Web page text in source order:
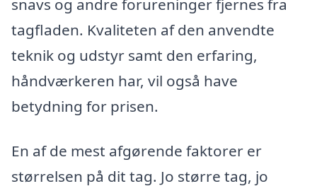
tagfladen. Kvaliteten af den anvendte
teknik og udstyr samt den erfaring,
håndværkeren har, vil også have
betydning for prisen.
En af de mest afgørende faktorer er
størrelsen på dit tag. Jo større tag, jo